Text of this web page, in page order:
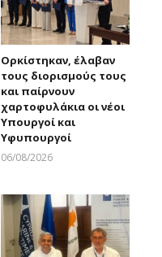
Ορκίστηκαν, έλαβαν
τους διορισμούς τους
και παίρνουν
χαρτοφυλάκια οι νέοι
Υπουργοί και
Υφυπουργοί
06/08/2026